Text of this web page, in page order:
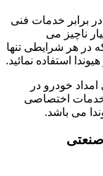
برابر خدمات فنی
ناچیز می
در هر شرایطی تنها
استفاده نمائید.
خودرو در
خدمات اختصاصی
می باشد.